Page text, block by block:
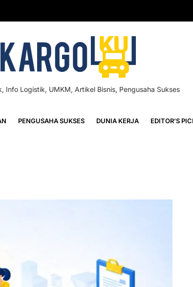
Info Logistik, UMKM, Artikel Bisnis, Pengusaha Sukses
PENGUSAHA SUKSES DUNIA KERJA EDITOR’S